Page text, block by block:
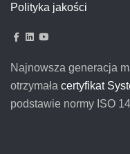
Polityka jakości
Najnowsza generacja
otrzymała certyfikat
podstawie normy ISO